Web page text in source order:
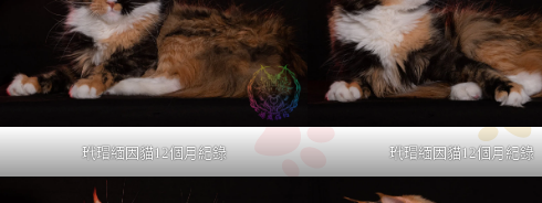
玳瑁緬因貓12個月紀錄 玳瑁緬因貓12個月紀錄